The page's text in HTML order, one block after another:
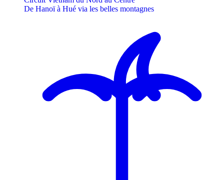
De Hanoï à Hué via les belles montagnes